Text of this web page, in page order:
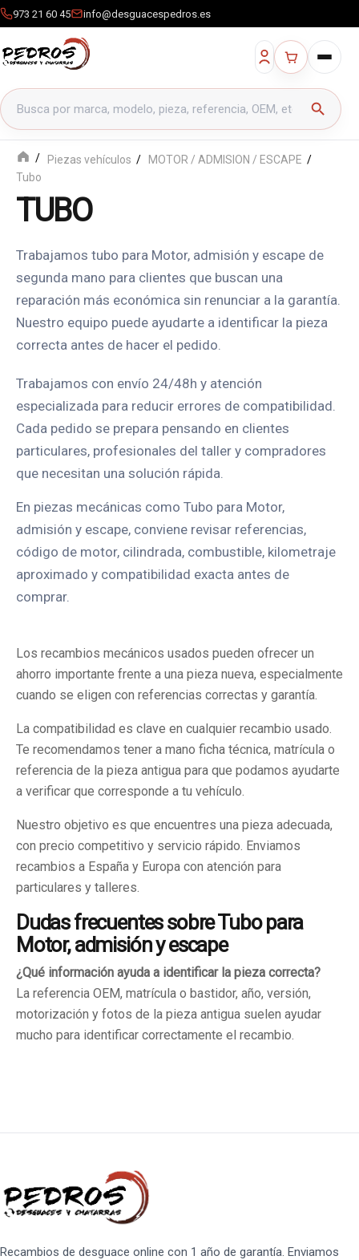
973 21 60 45 info@desguacespedros.es
Buscar productos
search
Piezas vehículos
MOTOR / ADMISION / ESCAPE
Tubo
TUBO
Trabajamos tubo para Motor, admisión y escape de
segunda mano para clientes que buscan una
reparación más económica sin renunciar a la garantía.
Nuestro equipo puede ayudarte a identificar la pieza
correcta antes de hacer el pedido.
Trabajamos con envío 24/48h y atención
especializada para reducir errores de compatibilidad.
Cada pedido se prepara pensando en clientes
particulares, profesionales del taller y compradores
que necesitan una solución rápida.
En piezas mecánicas como Tubo para Motor,
admisión y escape, conviene revisar referencias,
código de motor, cilindrada, combustible, kilometraje
aproximado y compatibilidad exacta antes de
comprar.
Los recambios mecánicos usados pueden ofrecer un
ahorro importante frente a una pieza nueva, especialmente
cuando se eligen con referencias correctas y garantía.
La compatibilidad es clave en cualquier recambio usado.
Te recomendamos tener a mano ficha técnica, matrícula o
referencia de la pieza antigua para que podamos ayudarte
a verificar que corresponde a tu vehículo.
Nuestro objetivo es que encuentres una pieza adecuada,
con precio competitivo y servicio rápido. Enviamos
recambios a España y Europa con atención para
particulares y talleres.
Dudas frecuentes sobre Tubo para
Motor, admisión y escape
¿Qué información ayuda a identificar la pieza correcta?
La referencia OEM, matrícula o bastidor, año, versión,
motorización y fotos de la pieza antigua suelen ayudar
mucho para identificar correctamente el recambio.
Recambios de desguace online con 1 año de garantía. Enviamos